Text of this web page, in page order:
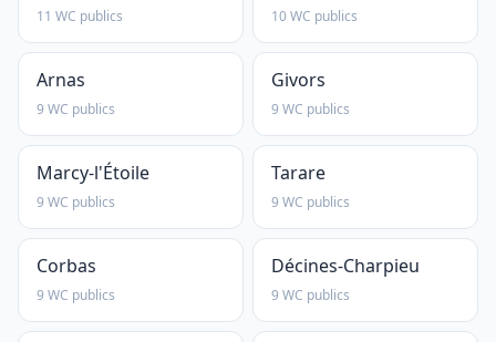
11 WC publics 10 WC publics
Arnas
9 WC publics
Givors
9 WC publics
Marcy-l'Étoile
9 WC publics
Tarare
9 WC publics
Corbas
9 WC publics
Décines-Charpieu
9 WC publics